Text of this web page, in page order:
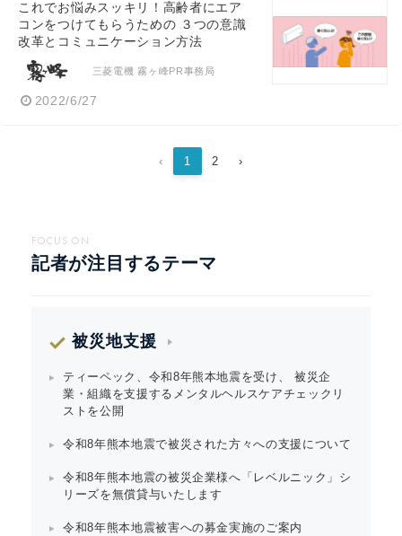
これでお悩みスッキリ！高齢者にエア
コンをつけてもらうための ３つの意識
改革とコミュニケーション方法
三菱電機 霧ヶ峰PR事務局
2022/6/27
‹ 1 2 ›
FOCUS ON
記者が注目するテーマ
被災地支援
ティーペック、令和8年熊本地震を受け、 被災企
業・組織を支援するメンタルヘルスケアチェックリ
ストを公開
令和8年熊本地震で被災された方々への支援について
令和8年熊本地震の被災企業様へ「レベルニック」シ
リーズを無償貸与いたします
令和8年熊本地震被害への募金実施のご案内